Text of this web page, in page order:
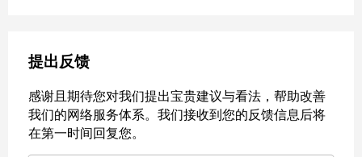
提出反馈
感谢且期待您对我们提出宝贵建议与看法，帮助改善
我们的网络服务体系。我们接收到您的反馈信息后将
在第一时间回复您。